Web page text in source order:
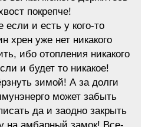
покрепче!
если и есть у кого-то
хрен уже нет никакого
ибо отопления никакого
и будет то никакое!
зимой! А за долги
может забыть
да и заодно закрыть
на амбарный замок! Все-